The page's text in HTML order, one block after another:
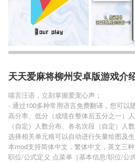
天天爱麻将柳州安卓版游戏介
喵言汪语，立刻掌握爱宠心声；
- 通过100多种常用语言免费翻译，您可以
高分率、低分（成绩在整体后五分之一）
（自定）人数分布、各名次段（自定）人
选择相关单元格可以自动进行矢量绘图及
本mod支持简体中文，繁体中文，英文三
职位/公式定义 点菜单［基本信息/职位/公